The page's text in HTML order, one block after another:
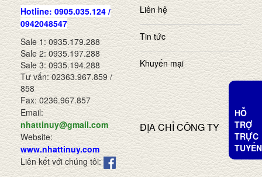
Hotline: 0905.035.124 /
0942048547
Sale 1: 0935.179.288
Sale 2: 0935.197.288
Sale 3: 0935.194.288
Tư vấn: 02363.967.859 /
858
Fax: 0236.967.857
Email:
nhattinuy@gmail.com
Website:
www.nhattinuy.com
Liên kết với chúng tôi:
Liên hệ
Tin tức
Khuyến mại
ĐỊA CHỈ CÔNG TY
HỖ
TRỢ
TRỰC
TUYẾN